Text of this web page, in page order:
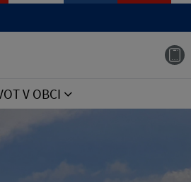
V OBCI